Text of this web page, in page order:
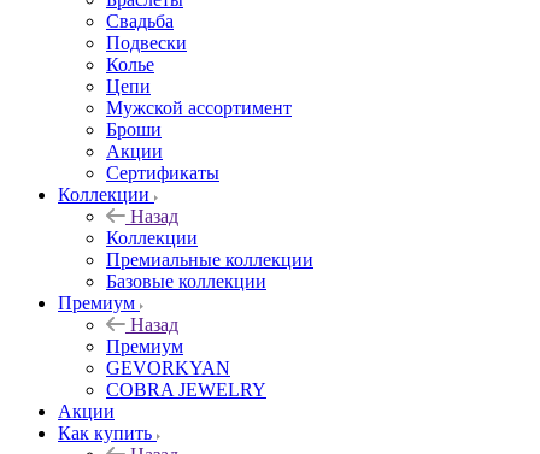
Свадьба
Подвески
Колье
Цепи
Мужской ассортимент
Броши
Акции
Сертификаты
Коллекции
Назад
Коллекции
Премиальные коллекции
Базовые коллекции
Премиум
Назад
Премиум
GEVORKYAN
COBRA JEWELRY
Акции
Как купить